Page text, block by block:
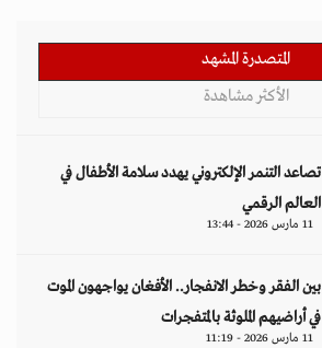
المتصدرة المشهد
الأكثر مشاهدة
تصاعد التنمر الإلكتروني يهدد سلامة الأطفال في
العالم الرقمي
11 مارس 2026 - 13:44
بين الفقر وخطر الانفجار.. الأفغان يواجهون الموت
في أراضيهم الملوثة بالمتفجرات
11 مارس 2026 - 11:19